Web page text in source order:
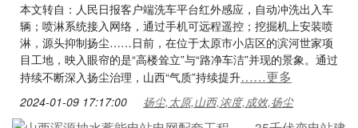
本文转自：人民日报客户端洗车平台红外感应，自动冲洗出入车
辆；喷淋系统接入网络，通过手机可远程遥控；挖掘机上安装喷
淋，源头抑制扬尘……日前，在位于太原市小店区的滨河世家项
目工地，映入眼帘的是“高楼耸立”与“路净车洁”并现的景象。通过
持续不断深入扬尘治理，山西“气质”持续提升……更多
2024-01-09 17:17:00 扬尘,太原,山西,浓度,成效,扬尘